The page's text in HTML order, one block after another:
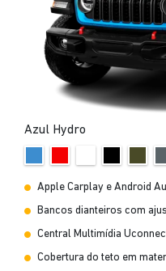
Azul Hydro
Apple Carplay e Android
Bancos dianteiros com
Central Multimídia
Cobertura do teto em